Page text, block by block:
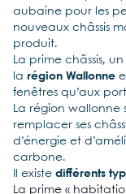
aubaine pour les
nouveaux châssis
produit.
La prime châssis,
la région Wallonne
fenêtres qu’aux
La région wallonne
remplacer ses
d’énergie et
carbone.
Il existe différents
La prime «